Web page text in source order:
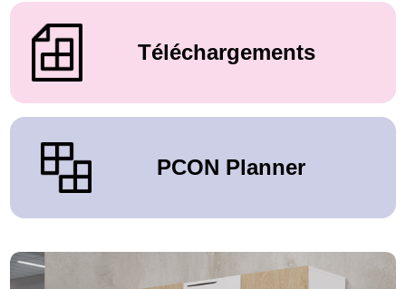
Téléchargements
PCON Planner